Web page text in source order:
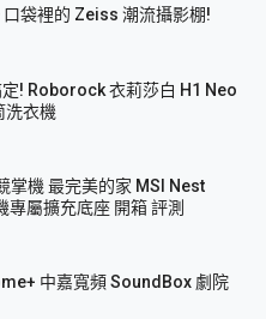
袋裡的 Zeiss 潮流攝影棚!
! Roborock 衣莉莎白 H1 Neo
洗衣機
掌機 最完美的家 MSI Nest
屬擴充底座 開箱 評測
中嘉寬頻 SoundBox 劇院